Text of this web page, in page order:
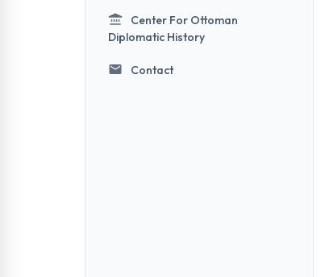
Center For Ottoman
Diplomatic History
Contact